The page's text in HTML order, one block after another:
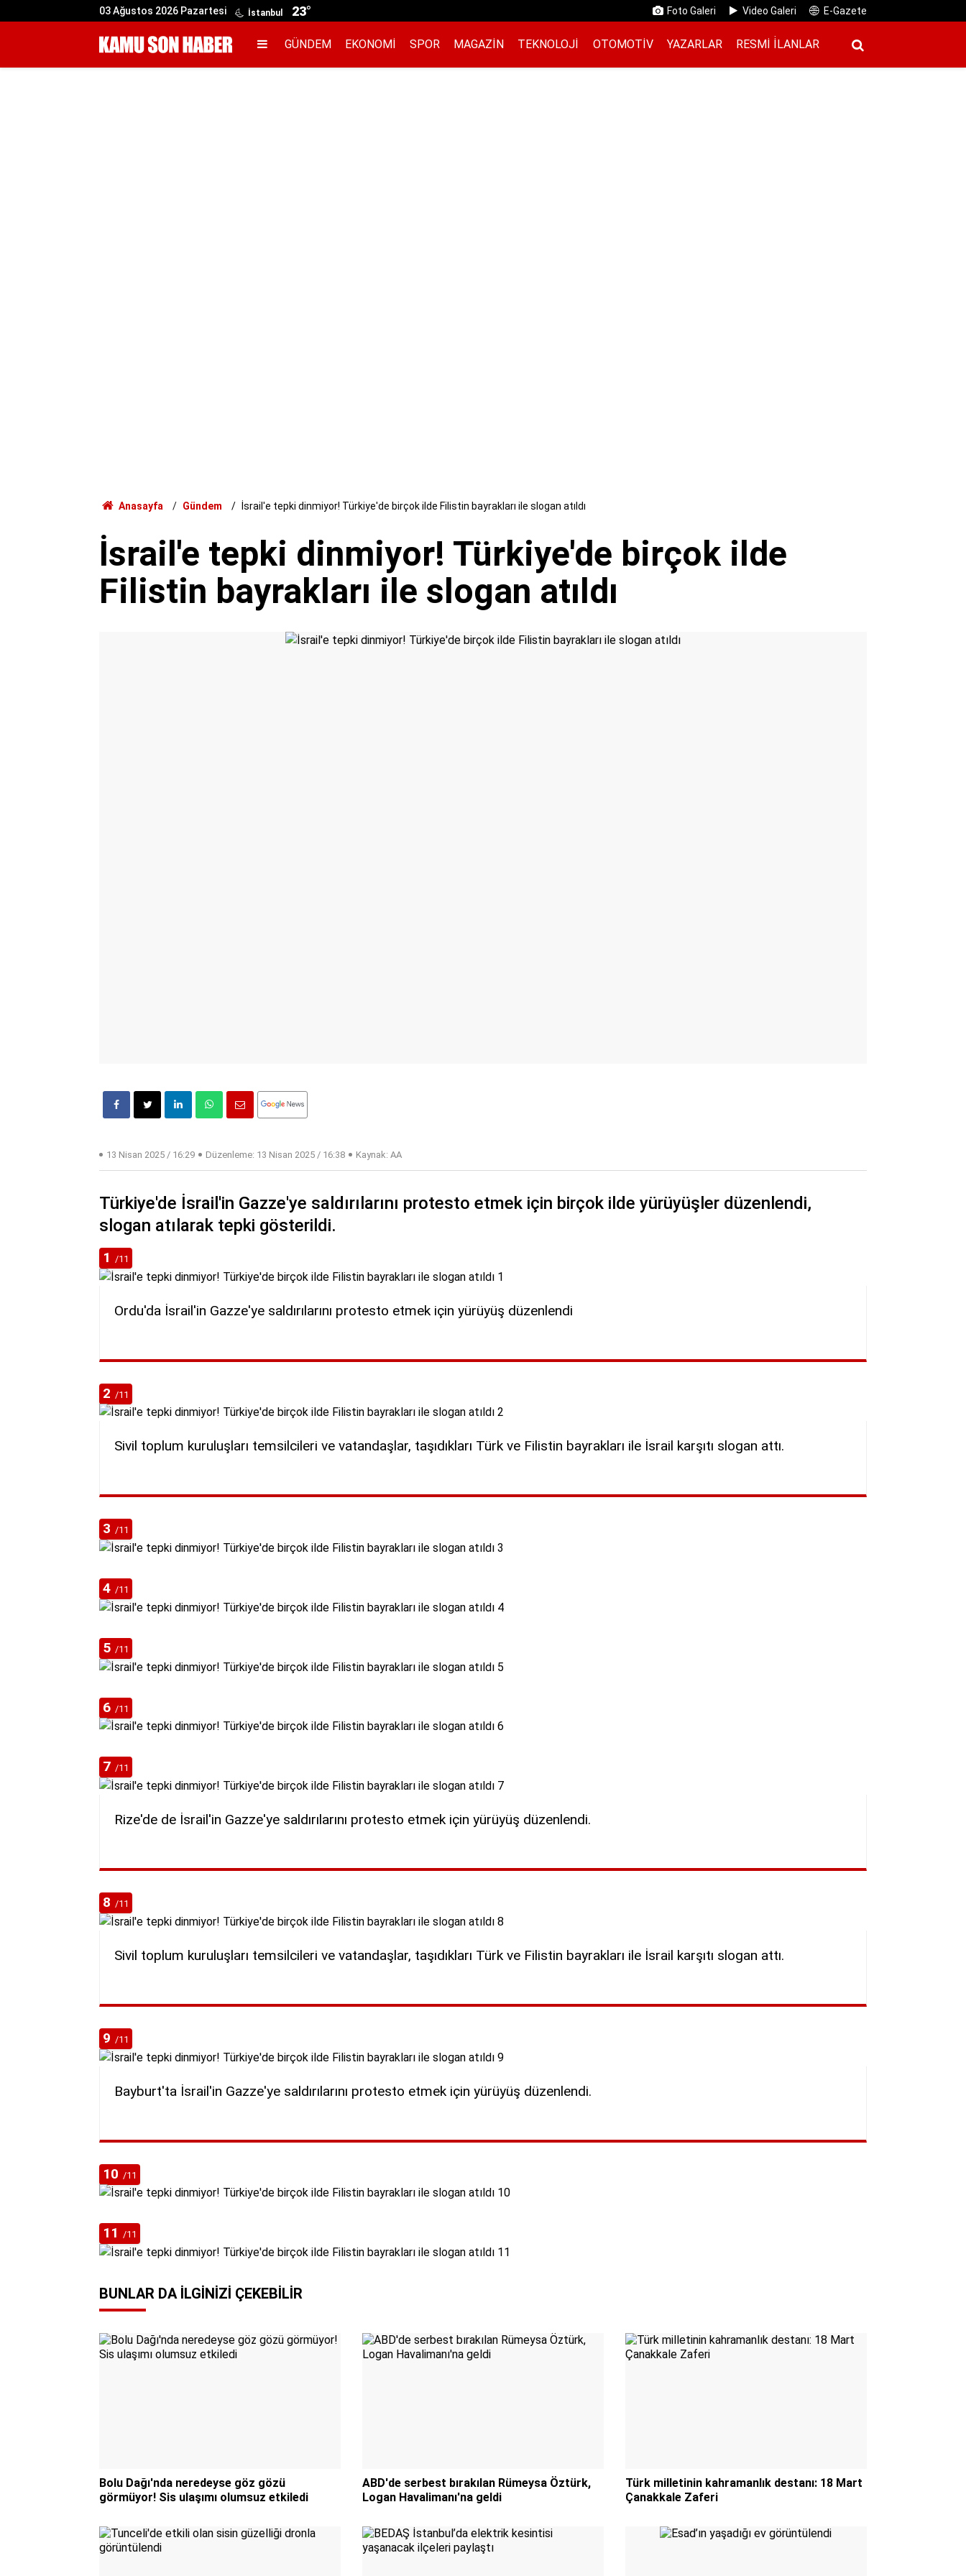
03 Ağustos 2026 Pazartesi İstanbul 23° Foto Galeri Video Galeri E-Gazete
GÜNDEM EKONOMI SPOR MAGAZIN TEKNOLOJI OTOMOTIV YAZARLAR RESMI İ̇LANLAR
Anasayfa Gündem İsrail'e tepki dinmiyor! Türkiye'de birçok ilde Filistin bayrakları ile slogan atıldı
İsrail'e tepki dinmiyor! Türkiye'de birçok ilde
Filistin bayrakları ile slogan atıldı
13 Nisan 2025 / 16:29 Düzenleme: 13 Nisan 2025 / 16:38 Kaynak: AA
Türkiye'de İsrail'in Gazze'ye saldırılarını protesto etmek için birçok ilde yürüyüşler düzenlendi,
slogan atılarak tepki gösterildi.
1 /11
Ordu'da İsrail'in Gazze'ye saldırılarını protesto etmek için yürüyüş düzenlendi
2 /11
Sivil toplum kuruluşları temsilcileri ve vatandaşlar, taşıdıkları Türk ve Filistin bayrakları ile İsrail karşıtı slogan attı.
3 /11
4 /11
5 /11
6 /11
7 /11
Rize'de de İsrail'in Gazze'ye saldırılarını protesto etmek için yürüyüş düzenlendi.
8 /11
Sivil toplum kuruluşları temsilcileri ve vatandaşlar, taşıdıkları Türk ve Filistin bayrakları ile İsrail karşıtı slogan attı.
9 /11
Bayburt'ta İsrail'in Gazze'ye saldırılarını protesto etmek için yürüyüş düzenlendi.
10 /11
11 /11
BUNLAR DA İLGINIZI ÇEKEBILIR
Bolu Dağı'nda neredeyse göz gözü
görmüyor! Sis ulaşımı olumsuz etkiledi
ABD'de serbest bırakılan Rümeysa Öztürk,
Logan Havalimanı'na geldi
Türk milletinin kahramanlık destanı: 18 Mart
Çanakkale Zaferi